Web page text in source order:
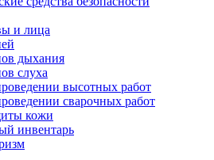
и лица
дыхания
слуха
высотных работ
сварочных работ
кожи
инвентарь